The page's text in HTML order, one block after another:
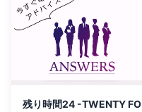
残り時間24 -TWENTY FO